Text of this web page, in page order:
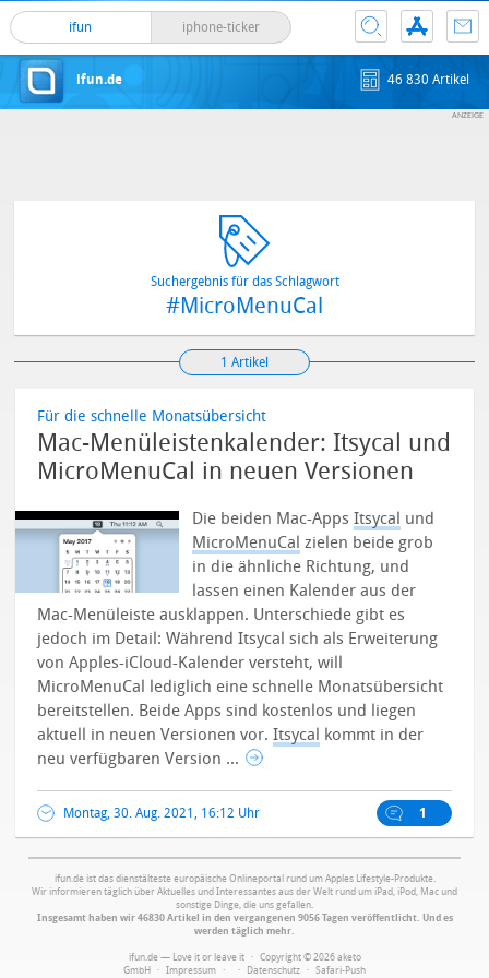
ifun iphone-ticker
ifun.de 46 830 Artikel
Suchergebnis für das Schlagwort
#MicroMenuCal
1 Artikel
Für die schnelle Monatsübersicht
Mac-Menüleistenkalender: Itsycal und
MicroMenuCal in neuen Versionen
Die beiden Mac-AppsItsycal und
MicroMenuCal zielen beide grob
in die ähnliche Richtung, und
lassen einen Kalender aus der
Mac-Menüleiste ausklappen. Unterschiede gibt es
jedoch im Detail: Während Itsycal sich als Erweiterung
von Apples-iCloud-Kalender versteht, will
MicroMenuCal lediglich eine schnelle Monatsübersicht
bereitstellen. Beide Apps sind kostenlos und liegen
aktuell in neuen Versionen vor.Itsycal kommt in der
neu verfügbaren Version ...
Montag, 30. Aug. 2021, 16:12 Uhr 1
ifun.de ist das dienstälteste europäische Onlineportal rund um Apples Lifestyle-Produkte.
Wir informieren täglich über Aktuelles und Interessantes aus der Welt rund um iPad, iPod, Mac und
sonstige Dinge, die uns gefallen.
Insgesamt haben wir 46830 Artikel in den vergangenen 9056 Tagen veröffentlicht. Und es
werden täglich mehr.
ifun.de — Love it or leave it · Copyright © 2026 aketo
GmbH · Impressum · · Datenschutz · Safari-Push